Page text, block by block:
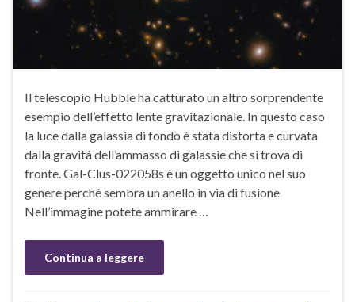
Il telescopio Hubble ha catturato un altro sorprendente
esempio dell’effetto lente gravitazionale. In questo caso
la luce dalla galassia di fondo è stata distorta e curvata
dalla gravità dell’ammasso di galassie che si trova di
fronte. Gal-Clus-022058s è un oggetto unico nel suo
genere perché sembra un anello in via di fusione
Nell’immagine potete ammirare …
Continua a leggere